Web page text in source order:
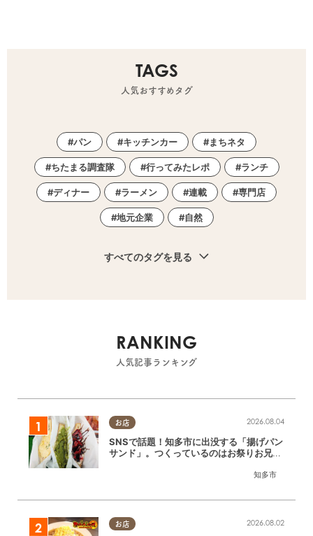
TAGS
人気おすすめタグ
パン キッチンカー まちネタ
ちたまる調査隊 行ってみたレポ ランチ
ディナー ラーメン 連載 専門店
地元企業 自然
すべてのタグを見る
RANKING
人気記事ランキング
お店
知多市
2026.08.04
SNSで話題！知多市に出没する「揚げパン
サンド」。つくっているのはお祭りお兄さ
お店 2026.08.02